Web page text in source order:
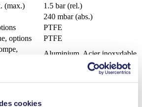
cookies
(max.)
1.5 bar (rel.)
240 mbar (abs.)
PTFE
options
PTFE
Aluminium, Acier inoxydable